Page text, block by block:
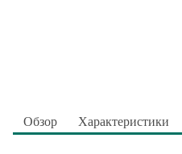
Обзор Характеристики